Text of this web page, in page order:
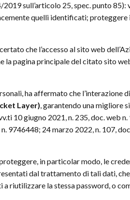
sull’articolo 25, spec. punto 85):
quelli identificati;
che l’accesso al sito web
pagina principale del citato sito
ha affermato che l’interazione
Layer), garantendo una migliore
10 giugno 2021, n. 235, doc. web
9746448; 24 marzo 2022, n. 107,
in particolar modo, le
dal trattamento di tali dati,
riutilizzare la stessa password, o